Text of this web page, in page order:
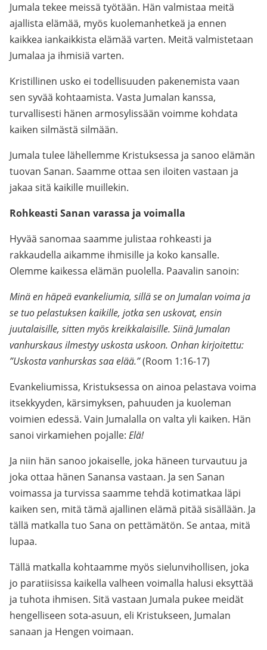
Jumala tekee meissä työtään. Hän valmistaa meitä
ajallista elämää, myös kuolemanhetkeä ja ennen
kaikkea iankaikkista elämää varten. Meitä valmistetaan
Jumalaa ja ihmisiä varten.
Kristillinen usko ei todellisuuden pakenemista vaan
sen syvää kohtaamista. Vasta Jumalan kanssa,
turvallisesti hänen armosylissään voimme kohdata
kaiken silmästä silmään.
Jumala tulee lähellemme Kristuksessa ja sanoo elämän
tuovan Sanan. Saamme ottaa sen iloiten vastaan ja
jakaa sitä kaikille muillekin.
Rohkeasti Sanan varassa ja voimalla
Hyvää sanomaa saamme julistaa rohkeasti ja
rakkaudella aikamme ihmisille ja koko kansalle.
Olemme kaikessa elämän puolella. Paavalin sanoin:
Minä en häpeä evankeliumia, sillä se on Jumalan voima ja
se tuo pelastuksen kaikille, jotka sen uskovat, ensin
juutalaisille, sitten myös kreikkalaisille. Siinä Jumalan
vanhurskaus ilmestyy uskosta uskoon. Onhan kirjoitettu:
”Uskosta vanhurskas saa elää.”(Room 1:16-17)
Evankeliumissa, Kristuksessa on ainoa pelastava voima
itsekkyyden, kärsimyksen, pahuuden ja kuoleman
voimien edessä. Vain Jumalalla on valta yli kaiken. Hän
sanoi virkamiehen pojalle: Elä!
Ja niin hän sanoo jokaiselle, joka häneen turvautuu ja
joka ottaa hänen Sanansa vastaan. Ja sen Sanan
voimassa ja turvissa saamme tehdä kotimatkaa läpi
kaiken sen, mitä tämä ajallinen elämä pitää sisällään. Ja
tällä matkalla tuo Sana on pettämätön. Se antaa, mitä
lupaa.
Tällä matkalla kohtaamme myös sielunvihollisen, joka
jo paratiisissa kaikella valheen voimalla halusi eksyttää
ja tuhota ihmisen. Sitä vastaan Jumala pukee meidät
hengelliseen sota-asuun, eli Kristukseen, Jumalan
sanaan ja Hengen voimaan.